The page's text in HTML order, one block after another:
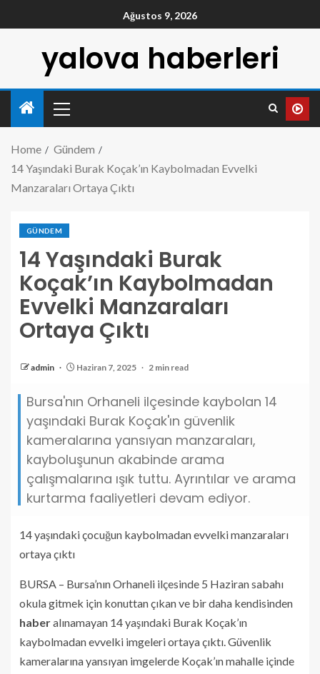
Ağustos 9, 2026
yalova haberleri
Home
Gündem
14 Yaşındaki Burak Koçak’ın Kaybolmadan Evvelki
Manzaraları Ortaya Çıktı
GÜNDEM
14 Yaşındaki Burak
Koçak’ın Kaybolmadan
Evvelki Manzaraları
Ortaya Çıktı
admin Haziran 7, 2025 2 min read
Bursa'nın Orhaneli ilçesinde kaybolan 14
yaşındaki Burak Koçak'ın güvenlik
kameralarına yansıyan manzaraları,
kayboluşunun akabinde arama
çalışmalarına ışık tuttu. Ayrıntılar ve arama
kurtarma faaliyetleri devam ediyor.
14 yaşındaki çocuğun kaybolmadan evvelki manzaraları
ortaya çıktı
BURSA – Bursa’nın Orhaneli ilçesinde 5 Haziran sabahı
okula gitmek için konuttan çıkan ve bir daha kendisinden
haberalınamayan 14 yaşındaki Burak Koçak’ın
kaybolmadan evvelki imgeleri ortaya çıktı. Güvenlik
kameralarına yansıyan imgelerde Koçak’ın mahalle içinde